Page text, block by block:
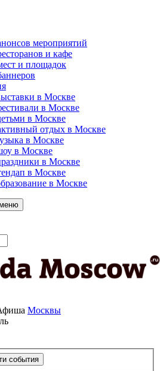
мероприятий
и кафе
и площадок
в Москве
в Москве
в Москве
отдых в Москве
в Москве
в Москве
в Москве
в Москве
в Москве
Москвы